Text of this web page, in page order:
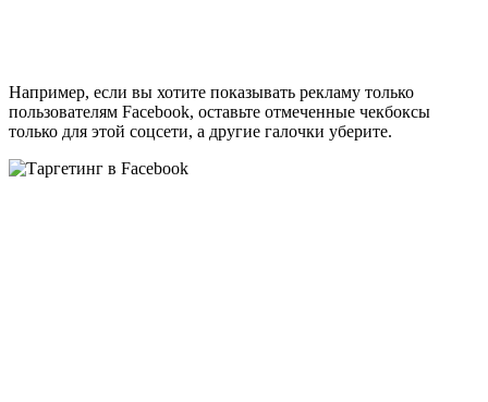
Например, если вы хотите показывать рекламу только
пользователям Facebook, оставьте отмеченные чекбоксы
только для этой соцсети, а другие галочки уберите.